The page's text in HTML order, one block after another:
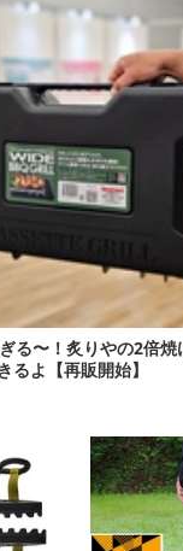
る〜！炙りやの2倍
るよ【再販開始】